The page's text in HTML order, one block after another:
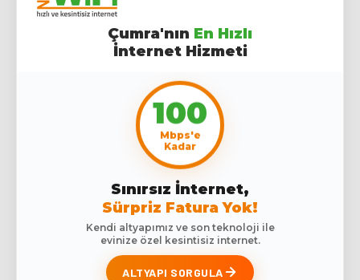
Çumra'nın En Hızlı
İnternet Hizmeti
100
Mbps'e
Kadar
Sınırsız İnternet,
Sürpriz Fatura Yok!
Kendi altyapımız ve son teknoloji ile
evinize özel kesintisiz internet.
ALTYAPI SORGULA